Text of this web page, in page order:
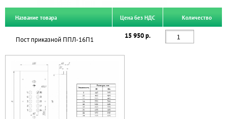
Название товара Цена без НДС Количество
Пост приказной ППЛ-16П1 15 950 р.